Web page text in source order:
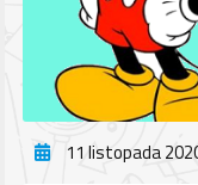
11 listopada